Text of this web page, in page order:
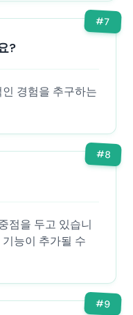
#7
?
경험을 추구하는
#8
점을 두고 있습니
능이 추가될 수
#9